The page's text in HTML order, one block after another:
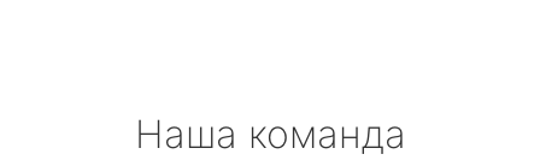
Наша команда